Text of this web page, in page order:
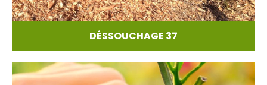
DÉSSOUCHAGE 37